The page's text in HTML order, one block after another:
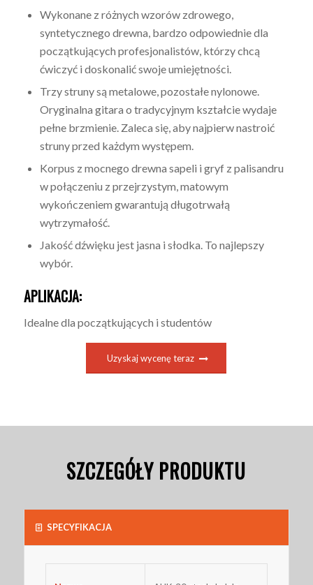
Wykonane z różnych wzorów zdrowego,
syntetycznego drewna, bardzo odpowiednie dla
początkujących profesjonalistów, którzy chcą
ćwiczyć i doskonalić swoje umiejętności.
Trzy struny są metalowe, pozostałe nylonowe.
Oryginalna gitara o tradycyjnym kształcie wydaje
pełne brzmienie. Zaleca się, aby najpierw nastroić
struny przed każdym występem.
Korpus z mocnego drewna sapeli i gryf z palisandru
w połączeniu z przejrzystym, matowym
wykończeniem gwarantują długotrwałą
wytrzymałość.
Jakość dźwięku jest jasna i słodka. To najlepszy
wybór.
APLIKACJA:
Idealne dla początkujących i studentów
Uzyskaj wycenę teraz
SZCZEGÓŁY PRODUKTU
SPECYFIKACJA